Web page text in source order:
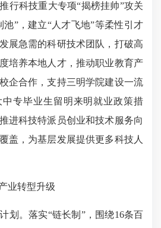
行科技重大专项“揭榜挂帅”攻关
”，建立“人才飞地”等柔性引才
展急需的科研技术团队，打破高
培养本地人才，推动职业教育产
企合作，支持三明学院建设一流
专毕业生留明来明就业政策措
进科技特派员创业和技术服务向
盖，为基层发展提供更多科技人
转型升级
。落实“链长制”，围绕16条百